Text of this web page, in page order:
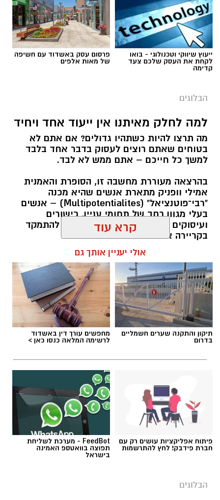
ייעוץ שיווקי וטכנולוגי - בואו
לקחת את העסק שלכם צעד
קדימה
פרסום עסק באשדוד עם חשיפה
של מאות אלפים
הבלוגים
למה לחלק מאיתנו אין ייעוד אחד ויחיד
מה תרצו להיות כשתהיו גדולים? אם אתם לא
בטוחים שאתם רוצים לעסוק בדבר אחד בלבד
למשך כל חייכם – אתם ממש לא לבד.
בהרצאה מעוררת מחשבה זו, הסופרת והאמנית
אמילי וופניק מתארת אנשים שהיא מכנה
"רבי־פוטנציאל" (Multipotentialites) – אנשים
בעלי מגוון רחב של תחומי עניין, כישורים
ועיסוקים שונים לאורך חייהם, במקום להתמקד
בקריירה אחת בלבד.
האם גם אתם כאלה?
אלדה נתנאל / 09:20 07.08.26
קרא עוד
אולי יעניין אותך גם
תיקון והתקנה שערים חשמליים
בדרום
מחפשים עורך דין באשדוד
לרשימה המלאה כנסו כאן >
פיתוח אפליקציות עושים רק עם
חברת פידבק! לחץ להתרשמות
FeedBot - מערכת לשליחת
תפוצה בוואטספ האמינה
בישראל
הבלוגים